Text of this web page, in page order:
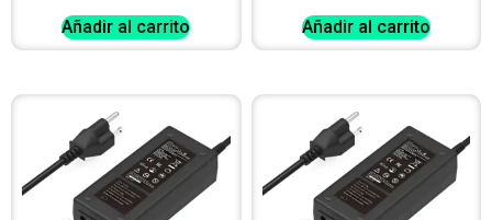
Añadir al carrito Añadir al carrito